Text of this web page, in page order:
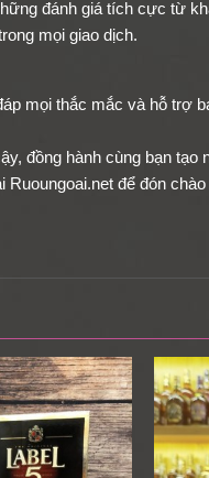
đánh giá tích cực từ
mọi giao dịch.
mọi thắc mắc và hỗ trợ
đồng hành cùng bạn tạo
để đón